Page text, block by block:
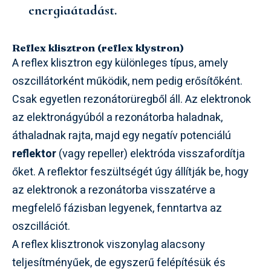
energiaátadást.
Reflex klisztron (reflex klystron)
A reflex klisztron egy különleges típus, amely
oszcillátorként működik, nem pedig erősítőként.
Csak egyetlen rezonátorüregből áll. Az elektronok
az elektronágyúból a rezonátorba haladnak,
áthaladnak rajta, majd egy negatív potenciálú
reflektor(vagy repeller) elektróda visszafordítja
őket. A reflektor feszültségét úgy állítják be, hogy
az elektronok a rezonátorba visszatérve a
megfelelő fázisban legyenek, fenntartva az
oszcillációt.
A reflex klisztronok viszonylag alacsony
teljesítményűek, de egyszerű felépítésük és